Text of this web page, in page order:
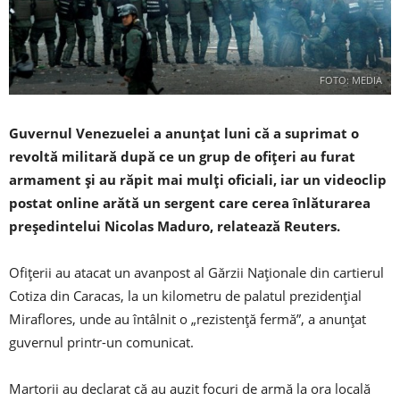
FOTO: MEDIA
Guvernul Venezuelei a anunţat luni că a suprimat o
revoltă militară după ce un grup de ofiţeri au furat
armament şi au răpit mai mulţi oficiali, iar un videoclip
postat online arătă un sergent care cerea înlăturarea
preşedintelui Nicolas Maduro, relatează Reuters.
Ofiţerii au atacat un avanpost al Gărzii Naţionale din cartierul
Cotiza din Caracas, la un kilometru de palatul prezidenţial
Miraflores, unde au întâlnit o „rezistenţă fermă”, a anunţat
guvernul printr-un comunicat.
Martorii au declarat că au auzit focuri de armă la ora locală